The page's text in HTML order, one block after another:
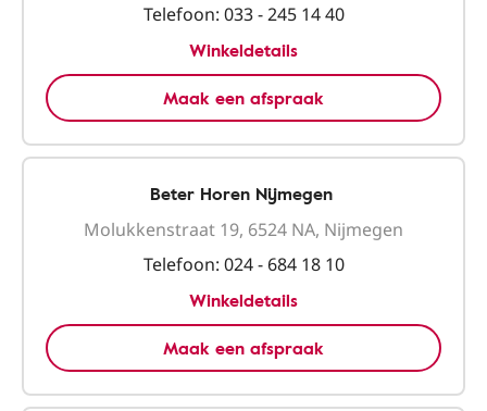
Telefoon: 033 - 245 14 40
Winkeldetails
Maak een afspraak
Beter Horen Nijmegen
Molukkenstraat 19, 6524 NA, Nijmegen
Telefoon: 024 - 684 18 10
Winkeldetails
Maak een afspraak